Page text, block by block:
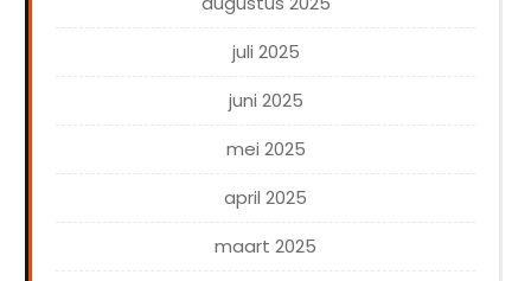
juli 2025
juni 2025
mei 2025
april 2025
maart 2025